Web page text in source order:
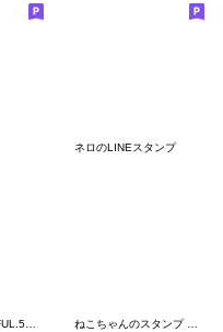
ネロのLINEスタンプ